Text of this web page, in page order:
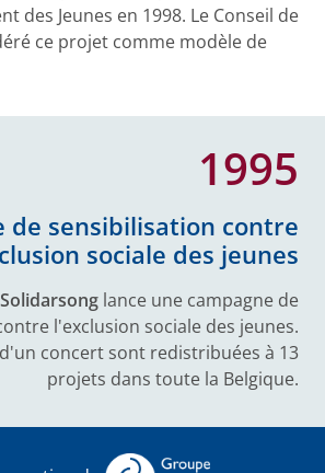
des Jeunes en 1998. Le Conseil de
ce projet comme modèle de
1995
de sensibilisation contre
sociale des jeunes
lance une campagne de
l'exclusion sociale des jeunes.
concert sont redistribuées à 13
projets dans toute la Belgique.